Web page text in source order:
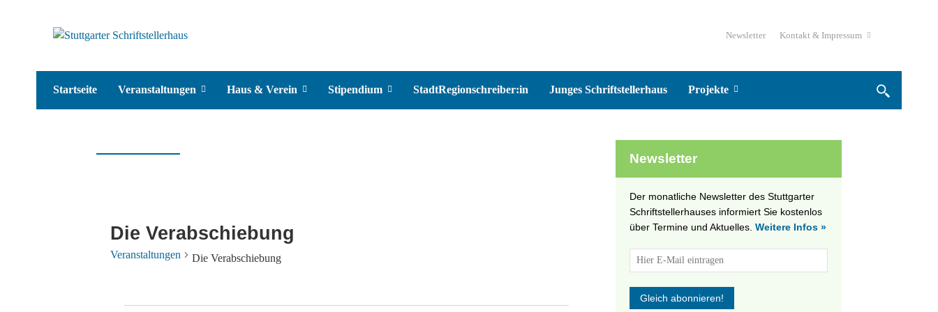
Newsletter Kontakt & Impressum
Startseite Veranstaltungen Haus & Verein Stipendium StadtRegionschreiber:in Junges Schriftstellerhaus Projekte
Die Verabschiebung
Veranstaltungen Die Verabschiebung
Newsletter
Der monatliche Newsletter des Stuttgarter
Schriftstellerhauses informiert Sie kostenlos
über Termine und Aktuelles. Weitere Infos »